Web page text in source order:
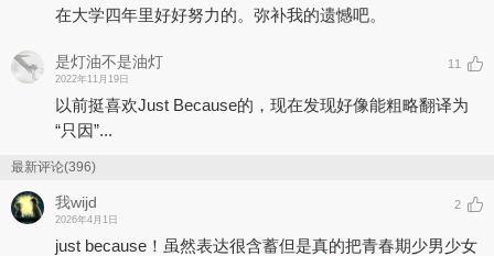
在大学四年里好好努力的。弥补我的遗憾吧。
是灯油不是油灯
2022年11月19日
11
以前挺喜欢Just Because的，现在发现好像能粗略翻译为
“只因”...
最新评论(396)
我wijd
2026年4月1日
2
just because！虽然表达很含蓄但是真的把青春期少男少女